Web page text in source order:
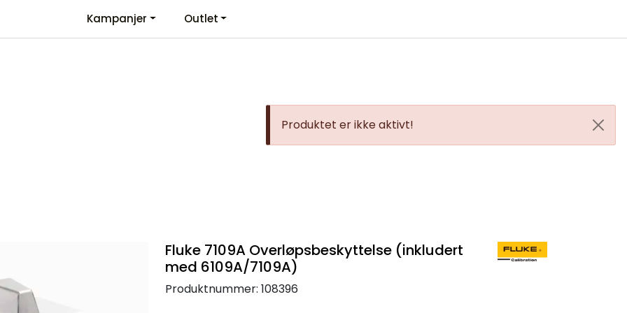
KontaktinformasjonKampanjer Outlet
Produktet er ikke aktivt!
Fluke 7109A Overløpsbeskyttelse (inkludert
med 6109A/7109A)
Produktnummer: 108396